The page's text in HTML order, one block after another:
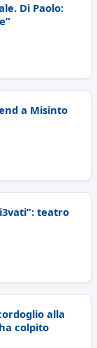
Di Paolo:
a Misinto
teatro
alla
colpito